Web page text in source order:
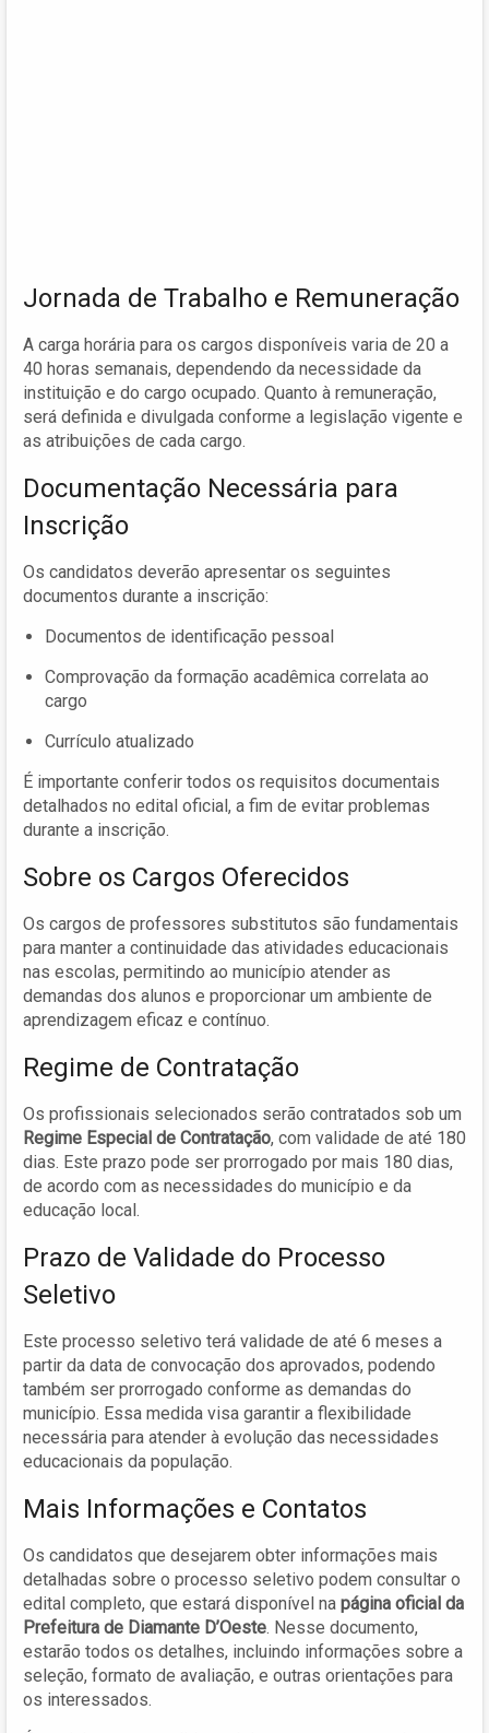
Jornada de Trabalho e Remuneração
A carga horária para os cargos disponíveis varia de 20 a
40 horas semanais, dependendo da necessidade da
instituição e do cargo ocupado. Quanto à remuneração,
será definida e divulgada conforme a legislação vigente e
as atribuições de cada cargo.
Documentação Necessária para
Inscrição
Os candidatos deverão apresentar os seguintes
documentos durante a inscrição:
Documentos de identificação pessoal
Comprovação da formação acadêmica correlata ao
cargo
Currículo atualizado
É importante conferir todos os requisitos documentais
detalhados no edital oficial, a fim de evitar problemas
durante a inscrição.
Sobre os Cargos Oferecidos
Os cargos de professores substitutos são fundamentais
para manter a continuidade das atividades educacionais
nas escolas, permitindo ao município atender as
demandas dos alunos e proporcionar um ambiente de
aprendizagem eficaz e contínuo.
Regime de Contratação
Os profissionais selecionados serão contratados sob um
Regime Especial de Contratação, com validade de até 180
dias. Este prazo pode ser prorrogado por mais 180 dias,
de acordo com as necessidades do município e da
educação local.
Prazo de Validade do Processo
Seletivo
Este processo seletivo terá validade de até 6 meses a
partir da data de convocação dos aprovados, podendo
também ser prorrogado conforme as demandas do
município. Essa medida visa garantir a flexibilidade
necessária para atender à evolução das necessidades
educacionais da população.
Mais Informações e Contatos
Os candidatos que desejarem obter informações mais
detalhadas sobre o processo seletivo podem consultar o
edital completo, que estará disponível na página oficial da
Prefeitura de Diamante D’Oeste. Nesse documento,
estarão todos os detalhes, incluindo informações sobre a
seleção, formato de avaliação, e outras orientações para
os interessados.